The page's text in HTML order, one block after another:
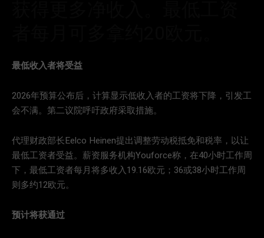
最低收入者将受益
2026年预算公布后，计算显示低收入者的工资将下降，引发工
会不满。第二议院呼吁政府采取措施。
代理财政部长Eelco Heinen提出调整劳动税抵免和税率，以让
最低工资者受益。薪资服务机构Youforce称，在40小时工作周
下，最低工资者每月将多收入19.16欧元；36或38小时工作周
则多约12欧元。
预计将获通过